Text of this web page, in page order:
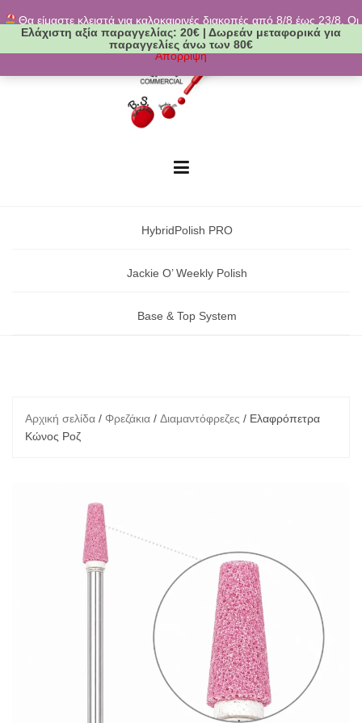
Θα είμαστε κλειστά για καλοκαιρινές διακοπές από 8/8 έως 23/8. Οι
παραγγελίες θα εκτελούνται ξανά από 24/8. Καλό καλοκαίρι!
Απόρριψη
to
Ελάχιστη αξία παραγγελίας: 20€ | Δωρεάν μεταφορικά για
παραγγελίες άνω των 80€
HybridPolish PRO
Jackie O’ Weekly Polish
Base & Top System
Αρχική σελίδα / Φρεζάκια / Διαμαντόφρεζες / Ελαφρόπετρα
Κώνος Ροζ